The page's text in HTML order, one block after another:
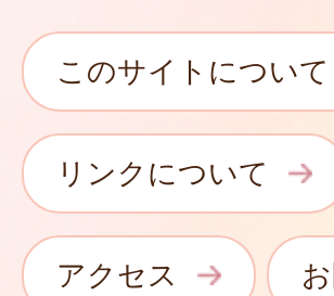
このサイトについて
リンクについて
アクセス